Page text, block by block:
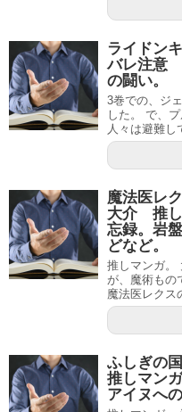
ライドン
バレ注意
の闘い。
3巻での、ジ
した。 で、
人々は避難
魔法医レ
大介 推し
忘録。岩
どなど。
推しマンガ。
が、魔術もの
魔法医レクス
ふしぎの
推しマン
アイヌへの